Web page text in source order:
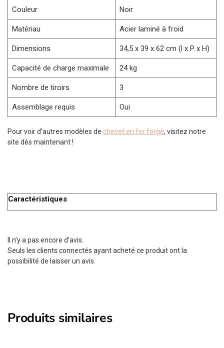
Couleur Noir
Matériau Acier laminé à froid
Dimensions 34,5 x 39 x 62 cm (l x P x H)
Capacité de charge maximale 24 kg
Nombre de tiroirs 3
Assemblage requis Oui
Pour voir d’autres modèles de chevet en fer forgé, visitez notre
site dès maintenant !
Caractéristiques
Il n’y a pas encore d’avis.
Seuls les clients connectés ayant acheté ce produit ont la
possibilité de laisser un avis.
Produits similaires